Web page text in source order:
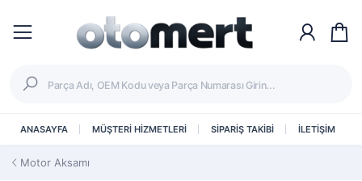
ANASAYFA MÜŞTERİ HİZMETLERİ SİPARİŞ TAKİBİ İLETİŞİM
Motor Aksamı